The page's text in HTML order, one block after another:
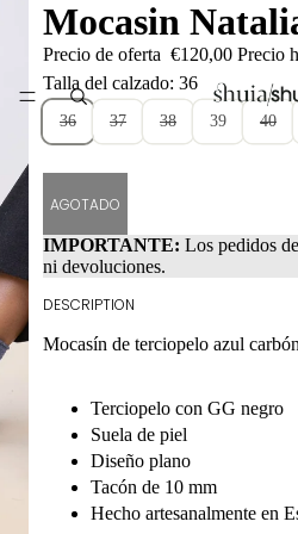
Mocasin
Precio de oferta €120,00 Precio
Talla del calzado: 36
36 37 38 39 40
AGOTADO
IMPORTANTE: Los pedidos
ni devoluciones.
DESCRIPTION
Mocasín de terciopelo azul
Terciopelo con GG negro
Suela de piel
Diseño plano
Tacón de 10 mm
Hecho artesanalmente en